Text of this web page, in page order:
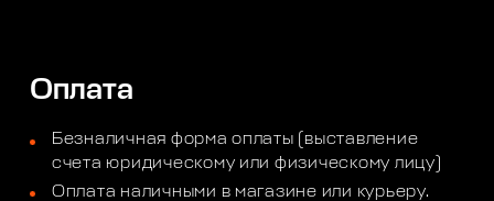
Оплата
Безналичная форма оплаты (выставление
счета юридическому или физическому лицу)
Оплата наличными в магазине или курьеру.